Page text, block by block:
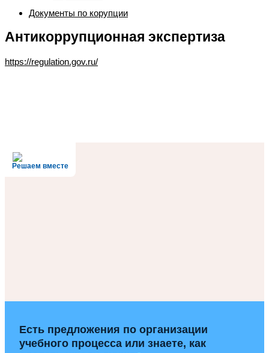
Документы по корупции
Антикоррупционная экспертиза
https://regulation.gov.ru/
Решаем вместе
Есть предложения по организации
учебного процесса или знаете, как